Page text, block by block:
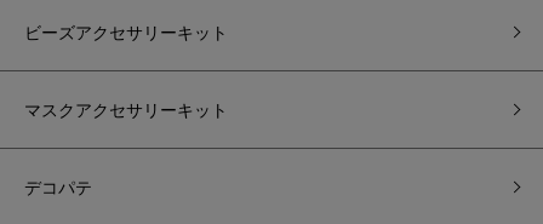
ビーズアクセサリーキット
マスクアクセサリーキット
デコパテ